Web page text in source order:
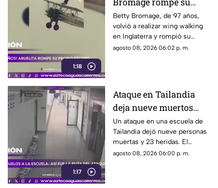
1:18
propio récord Guinness
en las alturas
Betty Bromage, de 97 años,
volvió a realizar wing walking
en Inglaterra y rompió su
propio récord Guinness tras
agosto 08, 2026 06:02 p. m.
1:17
Ataque en Tailandia
deja nueve muertos
tras agresión en una
escuela
Un ataque en una escuela de
Tailandia dejó nueve personas
muertas y 23 heridas. El
presunto agresor, de 14 años,
agosto 08, 2026 06:00 p. m.